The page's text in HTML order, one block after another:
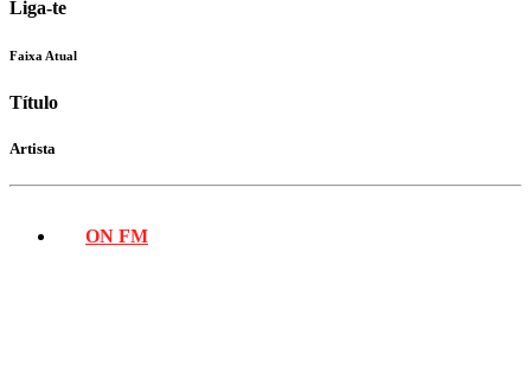
Liga-te
Faixa Atual
Título
Artista
ON FM